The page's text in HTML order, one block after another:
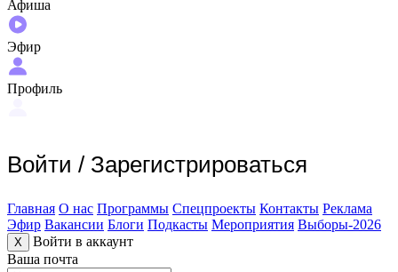
Афиша
Эфир
Профиль
Войти / Зарегистрироваться
Главная О нас Программы Спецпроекты Контакты Реклама
Эфир Вакансии Блоги Подкасты Мероприятия Выборы-2026
X
Войти в аккаунт
Ваша почта